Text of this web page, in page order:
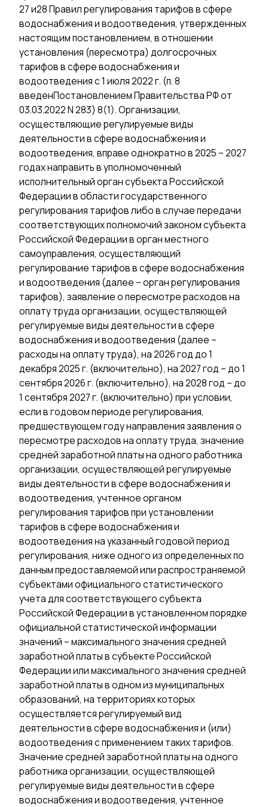
27 и28 Правил регулирования тарифов в сфере
водоснабжения и водоотведения, утвержденных
настоящим постановлением, в отношении
установления (пересмотра) долгосрочных
тарифов в сфере водоснабжения и
водоотведения с 1 июля 2022 г. (п. 8
введенПостановлением Правительства РФ от
03.03.2022 N 283) 8(1). Организации,
осуществляющие регулируемые виды
деятельности в сфере водоснабжения и
водоотведения, вправе однократно в 2025 – 2027
годах направить в уполномоченный
исполнительный орган субъекта Российской
Федерации в области государственного
регулирования тарифов либо в случае передачи
соответствующих полномочий законом субъекта
Российской Федерации в орган местного
самоуправления, осуществляющий
регулирование тарифов в сфере водоснабжения
и водоотведения (далее – орган регулирования
тарифов), заявление о пересмотре расходов на
оплату труда организации, осуществляющей
регулируемые виды деятельности в сфере
водоснабжения и водоотведения (далее –
расходы на оплату труда), на 2026 год до 1
декабря 2025 г. (включительно), на 2027 год – до 1
сентября 2026 г. (включительно), на 2028 год – до
1 сентября 2027 г. (включительно) при условии,
если в годовом периоде регулирования,
предшествующем году направления заявления о
пересмотре расходов на оплату труда, значение
средней заработной платы на одного работника
организации, осуществляющей регулируемые
виды деятельности в сфере водоснабжения и
водоотведения, учтенное органом
регулирования тарифов при установлении
тарифов в сфере водоснабжения и
водоотведения на указанный годовой период
регулирования, ниже одного из определенных по
данным предоставляемой или распространяемой
субъектами официального статистического
учета для соответствующего субъекта
Российской Федерации в установленном порядке
официальной статистической информации
значений – максимального значения средней
заработной платы в субъекте Российской
Федерации или максимального значения средней
заработной платы в одном из муниципальных
образований, на территориях которых
осуществляется регулируемый вид
деятельности в сфере водоснабжения и (или)
водоотведения с применением таких тарифов.
Значение средней заработной платы на одного
работника организации, осуществляющей
регулируемые виды деятельности в сфере
водоснабжения и водоотведения, учтенное